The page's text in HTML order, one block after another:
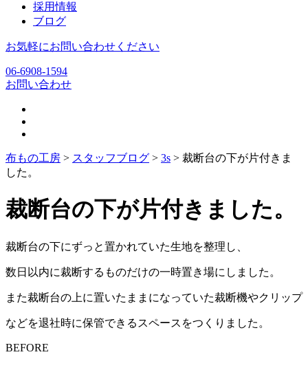
採用情報
ブログ
お気軽にお問い合わせください
06-6908-1594
お問い合わせ
布もの工房 > スタッフブログ > 3s > 裁断台の下が片付きま
した。
裁断台の下が片付きました。
裁断台の下にずっと置かれていた生地を整理し、
数日以内に裁断するものだけの一時置き場にしました。
また裁断台の上に置いたままになっていた裁断機やクリップ
などを退社時に保管できるスペースをつくりました。
BEFORE